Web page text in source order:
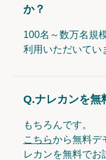
か？
100名～数万名規
利用いただいてい
Q.ナレカンを無
もちろんです。
こちらから無料デ
レカンを無料でお